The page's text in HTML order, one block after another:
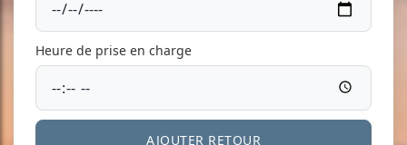
Heure de prise en charge
AJOUTER RETOUR